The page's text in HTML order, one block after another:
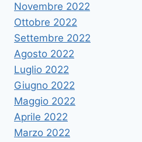
Novembre 2022
Ottobre 2022
Settembre 2022
Agosto 2022
Luglio 2022
Giugno 2022
Maggio 2022
Aprile 2022
Marzo 2022